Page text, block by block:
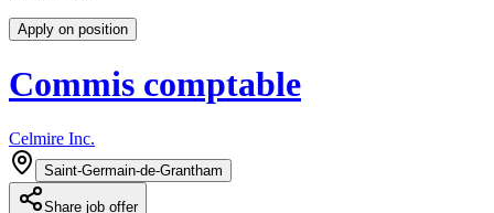
Apply on position
Commis comptable
Celmire Inc.
Saint-Germain-de-Grantham
Share job offer